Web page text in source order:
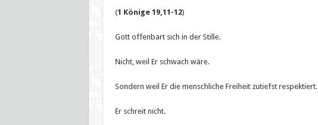
(1 Könige 19,11-12)
Gott offenbart sich in der Stille.
Nicht, weil Er schwach wäre.
Sondern weil Er die menschliche Freiheit zutiefst respektiert.
Er schreit nicht.